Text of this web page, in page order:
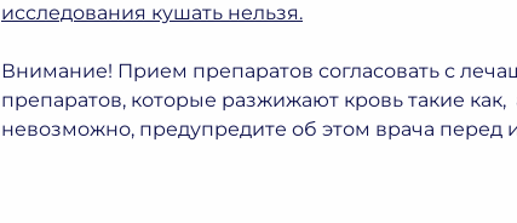
исследования кушать нельзя.
Внимание! Прием препаратов согласовать с
препаратов, которые разжижают кровь такие
невозможно, предупредите об этом врача перед